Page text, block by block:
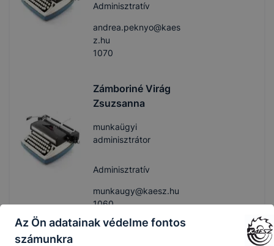
Adminisztratív
andrea.peknyo@kaes
z.hu
1070
Zámboriné Virág
Zsuzsanna
munkaügyi
adminisztrátor
Adminisztratív
munkaugy@kaesz.hu
1060
Technikai munkatársak
Az Ön adatainak védelme fontos
számunkra